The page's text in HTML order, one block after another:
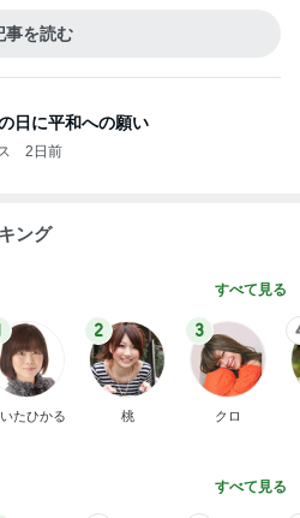
事を読む
日に平和への願い
2日前
ング
すべて見る
たひかる
2
桃
3
クロ
すべて見る